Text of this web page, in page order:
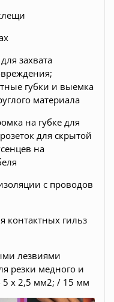
захвата
губки и выемка
материала
на губке для
для скрытой
на
с проводов
контактных гильз
лезвиями
резки медного и
5 x 2,5 мм2; / 15 мм